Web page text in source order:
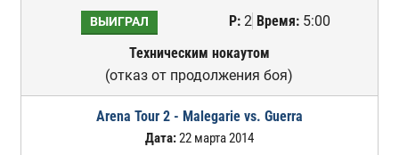
ВЫИГРАЛ Р:2 Время:5:00
Техническим нокаутом
(отказ от продолжения боя)
Arena Tour 2 - Malegarie vs. Guerra
Дата:22 марта 2014